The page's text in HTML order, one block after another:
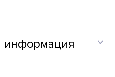
информация